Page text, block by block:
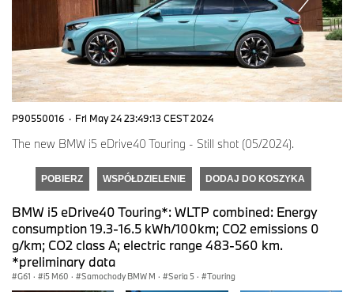
P90550016 · Fri May 24 23:49:13 CEST 2024
The new BMW i5 eDrive40 Touring - Still shot (05/2024).
POBIERZ WSPÓŁDZIELENIE DODAJ DO KOSZYKA
BMW i5 eDrive40 Touring*: WLTP combined: Energy
consumption 19.3-16.5 kWh/100km; CO2 emissions 0
g/km; CO2 class A; electric range 483-560 km.
*preliminary data
G61 · i5 M60 · Samochody BMW M · Seria 5 · Touring